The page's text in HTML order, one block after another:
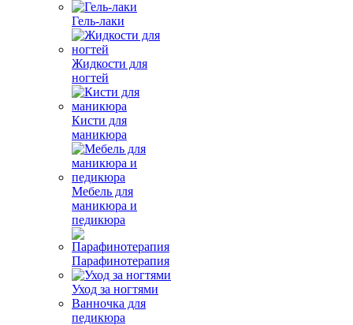
Гель-лаки
Жидкости для
ногтей
Кисти для
маникюра
Мебель для
маникюра и
педикюра
Парафинотерапия
Уход за ногтями
Ванночка для
педикюра